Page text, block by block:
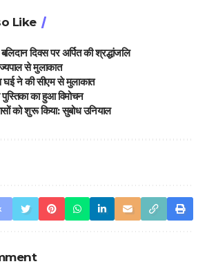
Like
दिवस पर अर्पित की श्रद्धांजलि
से मुलाकात
ने की सीएम से मुलाकात
का हुआ विमोचन
को शुरू किया: सुबोध उनियाल